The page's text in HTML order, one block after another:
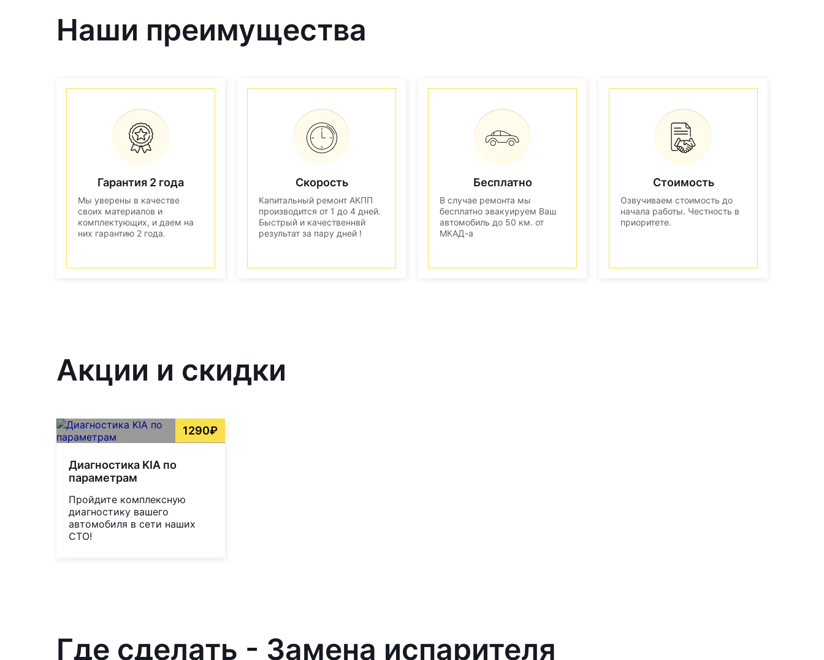
Наши преимущества
Гарантия 2 года
Мы уверены в качестве
своих материалов и
комплектующих, и даем на
них гарантию 2 года.
Скорость
Капитальный ремонт АКПП
производится от 1 до 4 дней.
Быстрый и качественнвй
результат за пару дней !
Бесплатно
В случае ремонта мы
бесплатно эвакуируем Ваш
автомобиль до 50 км. от
МКАД-а
Стоимость
Озвучиваем стоимость до
начала работы. Честность в
приоритете.
Акции и скидки
1290₽
Диагностика KIA по
параметрам
Пройдите комплексную
диагностику вашего
автомобиля в сети наших
СТО!
Где сделать - Замена испарителя